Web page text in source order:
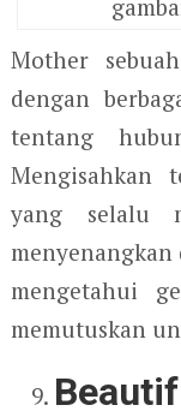
Mother
dengan
tentang
Mengisahkan
yang selalu
menyenangkan
mengetahui
memutuskan